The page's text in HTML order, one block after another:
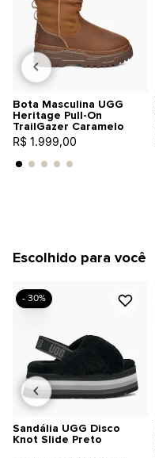
Bota Masculina UGG
Heritage Pull-On
TrailGazer Caramelo
R$ 1.999,00
Escolhido para você
Sandália UGG Disco
Knot Slide Preto
- 30%